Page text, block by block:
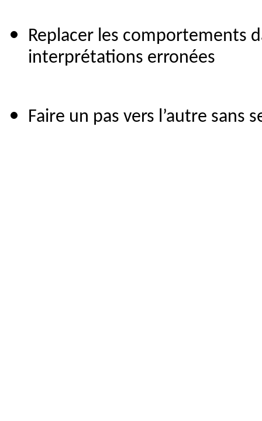
Replacer les comportements
interprétations erronées
Faire un pas vers l’autre sans